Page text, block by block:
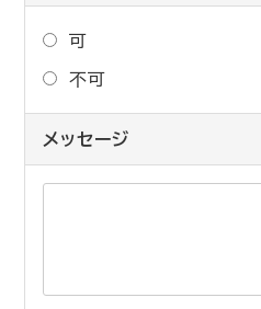
可
不可
メッセージ